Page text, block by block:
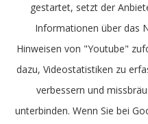
gestartet, setzt der
Informationen über das
Hinweisen von "Youtube"
dazu, Videostatistiken zu
verbessern und
unterbinden. Wenn Sie bei